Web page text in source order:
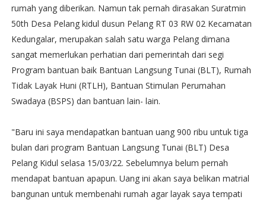
rumah yang diberikan. Namun tak pernah dirasakan Suratmin
50th Desa Pelang kidul dusun Pelang RT 03 RW 02 Kecamatan
Kedungalar, merupakan salah satu warga Pelang dimana
sangat memerlukan perhatian dari pemerintah dari segi
Program bantuan baik Bantuan Langsung Tunai (BLT), Rumah
Tidak Layak Huni (RTLH), Bantuan Stimulan Perumahan
Swadaya (BSPS) dan bantuan lain- lain.
"Baru ini saya mendapatkan bantuan uang 900 ribu untuk tiga
bulan dari program Bantuan Langsung Tunai (BLT) Desa
Pelang Kidul selasa 15/03/22. Sebelumnya belum pernah
mendapat bantuan apapun. Uang ini akan saya belikan matrial
bangunan untuk membenahi rumah agar layak saya tempati